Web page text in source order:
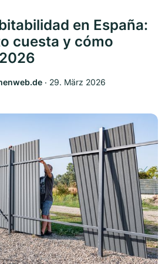
en España:
cuesta y cómo
‧ 29. März 2026